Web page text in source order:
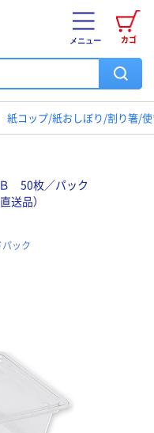
カゴ
メニュー
紙コップ/紙おしぼり/割り箸/
50枚／パック
送品）
ック